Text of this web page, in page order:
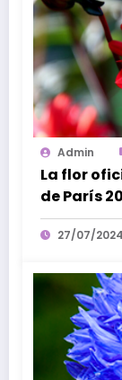
Admin
La flor
de París
27/07/2024